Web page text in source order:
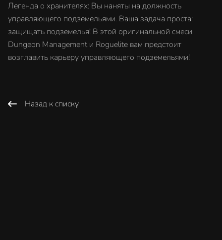
Легенда о хранителях: Вы наняты на должность
управляющего подземельями. Ваша задача проста:
защищать подземелья! В этой оригинальной смеси
Dungeon Management и Roguelite вам предстоит
возглавить карьеру управляющего подземельями!
Назад к списку